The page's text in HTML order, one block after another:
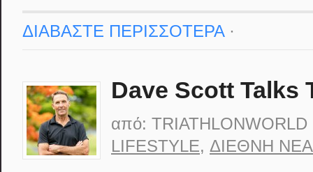
ΔΙΑΒΑΣΤΕ ΠΕΡΙΣΣΟΤΕΡΑ·
Dave Scott Talks
από: TRIATHLONWORLD
LIFESTYLE, ΔΙΕΘΝΉ ΝΈΑ